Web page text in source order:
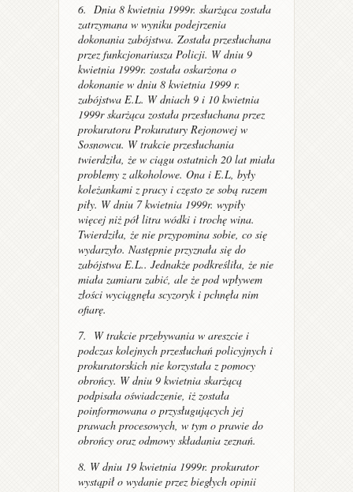
6. Dnia 8 kwietnia 1999r. skarżąca została
zatrzymana w wyniku podejrzenia
dokonania zabójstwa. Została przesłuchana
przez funkcjonariusza Policji. W dniu 9
kwietnia 1999r. została oskarżona o
dokonanie w dniu 8 kwietnia 1999 r.
zabójstwa E.L. W dniach 9 i 10 kwietnia
1999r skarżąca została przesłuchana przez
prokuratora Prokuratury Rejonowej w
Sosnowcu. W trakcie przesłuchania
twierdziła, że w ciągu ostatnich 20 lat miała
problemy z alkoholowe. Ona i E.L, były
koleżankami z pracy i często ze sobą razem
piły. W dniu 7 kwietnia 1999r. wypiły
więcej niż pół litra wódki i trochę wina.
Twierdziła, że nie przypomina sobie, co się
wydarzyło. Następnie przyznała się do
zabójstwa E.L.. Jednakże podkreśliła, że nie
miała zamiaru zabić, ale że pod wpływem
złości wyciągnęła scyzoryk i pchnęła nim
ofiarę.
7. W trakcie przebywania w areszcie i
podczas kolejnych przesłuchań policyjnych i
prokuratorskich nie korzystała z pomocy
obrońcy. W dniu 9 kwietnia skarżącą
podpisała oświadczenie, iż została
poinformowana o przysługujących jej
prawach procesowych, w tym o prawie do
obrońcy oraz odmowy składania zeznań.
8. W dniu 19 kwietnia 1999r. prokurator
wystąpił o wydanie przez biegłych opinii